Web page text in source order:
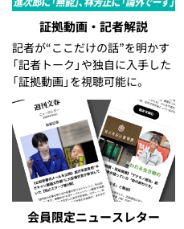
証拠動画・記者解説
記者が“ここだけの話”を明かす
「記者トーク」や独自に入手した
「証拠動画」を視聴可能に。
会員限定ニュースレター